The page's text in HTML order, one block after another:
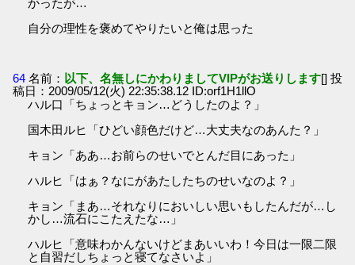
自分の理性を褒めてやりたいと俺は思った
64 名前： 以下、名無しにかわりましてVIPがお送りします[] 投
稿日：2009/05/12(火) 22:35:38.12 ID:orf1H1llO
ハル口「ちょっとキョン…どうしたのよ？」
国木田ルヒ「ひどい顔色だけど…大丈夫なのあんた？」
キョン「ああ…お前らのせいでとんだ目にあった」
ハルヒ「はぁ？なにがあたしたちのせいなのよ？」
キョン「まあ…それなりにおいしい思いもしたんだが…し
かし…流石にこたえたな…」
ハルヒ「意味わかんないけどまあいいわ！今日は一限二限
と自習だしちょっと寝てなさいよ」